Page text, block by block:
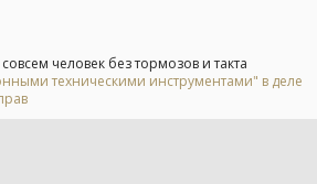
человек без тормозов и такта
техническими инструментами" в деле